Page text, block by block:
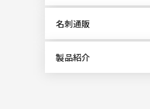
名刺通販
製品紹介